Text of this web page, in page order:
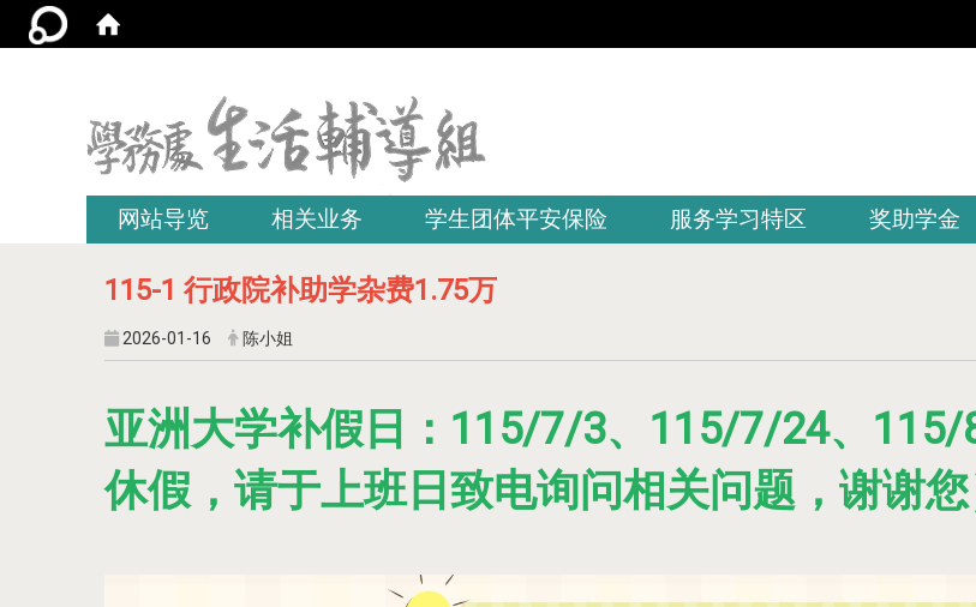
网站导览 相关业务 学生团体平安保险 服务学习特区 奖助学金
115-1 行政院补助学杂费1.75万
2026-01-16 陈小姐
亚洲大学补假日：115/7/3、115/7/24、
休假，请于上班日致电询问相关问题，谢谢您